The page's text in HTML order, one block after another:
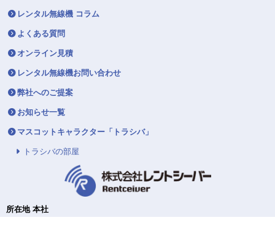
レンタル無線機 コラム
よくある質問
オンライン見積
レンタル無線機お問い合わせ
弊社へのご提案
お知らせ一覧
マスコットキャラクター「トラシバ」
トラシバの部屋
所在地 本社